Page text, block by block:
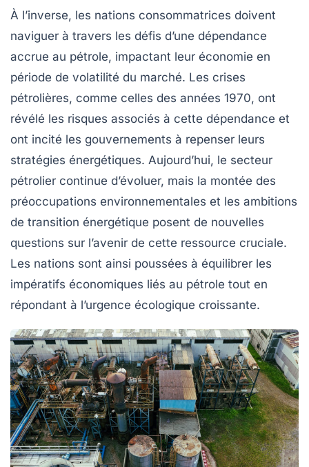
À l’inverse, les nations consommatrices doivent
naviguer à travers les défis d’une dépendance
accrue au pétrole, impactant leur économie en
période de volatilité du marché. Les crises
pétrolières, comme celles des années 1970, ont
révélé les risques associés à cette dépendance et
ont incité les gouvernements à repenser leurs
stratégies énergétiques. Aujourd’hui, le secteur
pétrolier continue d’évoluer, mais la montée des
préoccupations environnementales et les ambitions
de transition énergétique posent de nouvelles
questions sur l’avenir de cette ressource cruciale.
Les nations sont ainsi poussées à équilibrer les
impératifs économiques liés au pétrole tout en
répondant à l’urgence écologique croissante.